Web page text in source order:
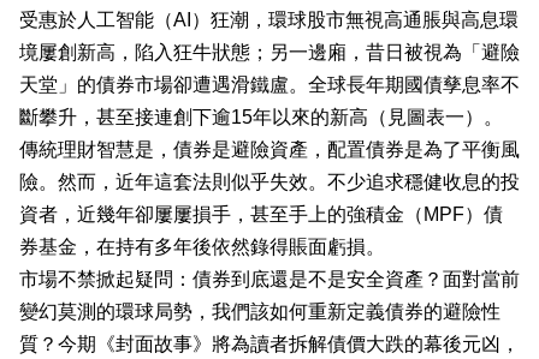
業
科
技
職
場
生
活
時
受惠於人工智能（AI）狂潮，環球股市無視高通脹與高息環
境屢創新高，陷入狂牛狀態；另一邊廂，昔日被視為「避險
天堂」的債券市場卻遭遇滑鐵盧。全球長年期國債孳息率不
斷攀升，甚至接連創下逾15年以來的新高（見圖表一）。
傳統理財智慧是，債券是避險資產，配置債券是為了平衡風
險。然而，近年這套法則似乎失效。不少追求穩健收息的投
資者，近幾年卻屢屢損手，甚至手上的強積金（MPF）債
券基金，在持有多年後依然錄得賬面虧損。
市場不禁掀起疑問：債券到底還是不是安全資產？面對當前
變幻莫測的環球局勢，我們該如何重新定義債券的避險性
質？今期《封面故事》將為讀者拆解債價大跌的幕後元凶，